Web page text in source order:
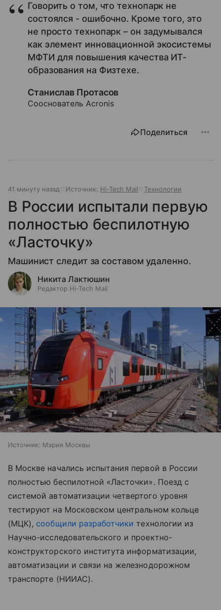
Говорить о том, что технопарк не
состоялся - ошибочно. Кроме того, это
не просто технопарк – он задумывался
как элемент инновационной экосистемы
МФТИ для повышения качества ИТ-
образования на Физтехе.
Станислав Протасов
Сооснователь Acronis
Поделиться
41 минуту назад Источник: Hi-Tech Mail Технологии
В России испытали первую
полностью беспилотную
«Ласточку»
Машинист следит за составом удаленно.
Никита Лактюшин
Редактор Hi-Tech Mail
Источник: Мэрия Москвы
В Москве начались испытания первой в России
полностью беспилотной «Ласточки». Поезд с
системой автоматизации четвертого уровня
тестируют на Московском центральном кольце
(МЦК), сообщили разработчики технологии из
Научно-исследовательского и проектно-
конструкторского института информатизации,
автоматизации и связи на железнодорожном
транспорте (НИИАС).